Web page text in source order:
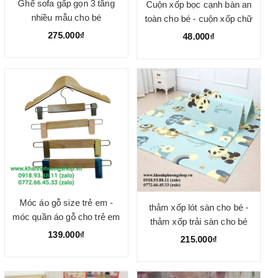
Ghế sofa gấp gọn 3 tầng
nhiều mẫu cho bé
275.000₫
Cuộn xốp bọc cạnh bàn an
toàn cho bé - cuộn xốp chữ
U dài 2m
48.000₫
Móc áo gỗ size trẻ em -
móc quần áo gỗ cho trẻ em
139.000₫
thảm xốp lót sàn cho bé -
thảm xốp trải sàn cho bé
215.000₫